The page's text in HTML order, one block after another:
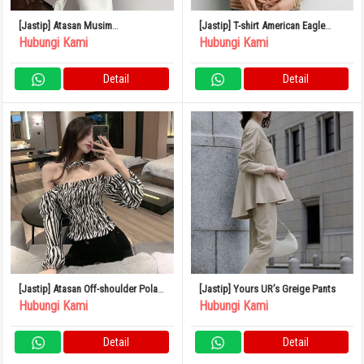
[Jastip] Atasan Musim
Semi/Musim Panas Siluet Ketat
Bahan Tipis
Hubungi Kami
Detail
[Jastip] T-shirt American Eagle
Border
Hubungi Kami
Detail
[Jastip] Atasan Off-shoulder Pola
Zebra Panjang Mini Seksi L
Hubungi Kami
Detail
[Jastip] Yours UR’s Greige Pants
Hubungi Kami
Detail